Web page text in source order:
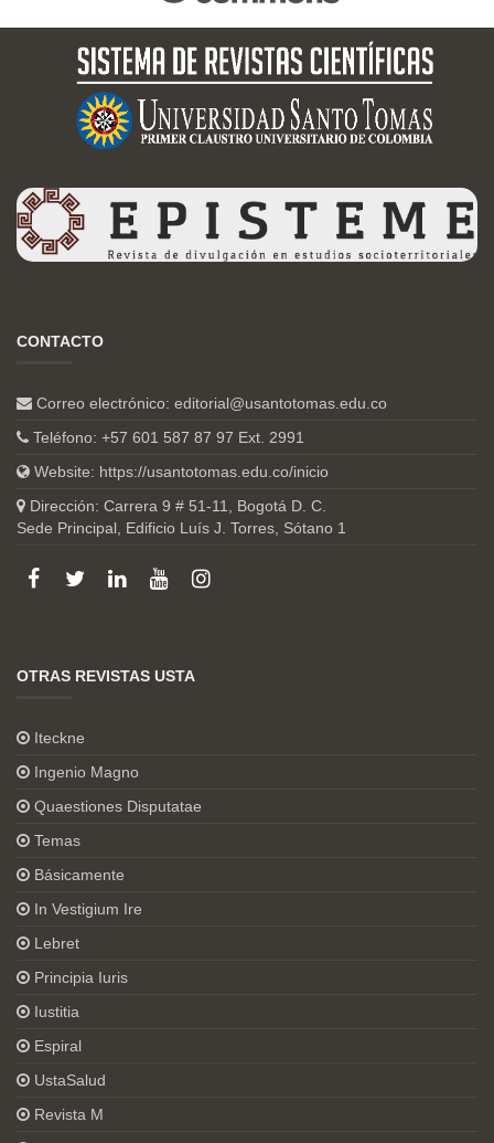
CONTACTO
Correo electrónico: editorial@usantotomas.edu.co
Teléfono: +57 601 587 87 97 Ext. 2991
Website: https://usantotomas.edu.co/inicio
Dirección: Carrera 9 # 51-11, Bogotá D. C.
Sede Principal, Edificio Luís J. Torres, Sótano 1
OTRAS REVISTAS USTA
Iteckne
Ingenio Magno
Quaestiones Disputatae
Temas
Básicamente
In Vestigium Ire
Lebret
Principia Iuris
Iustitia
Espiral
UstaSalud
Revista M